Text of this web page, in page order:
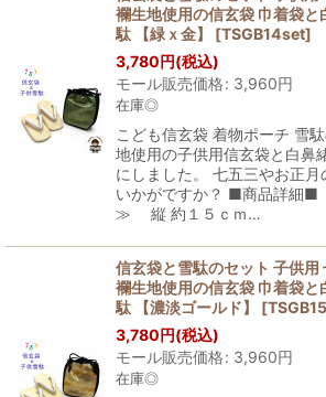
襴生地使用の信玄袋 巾着袋と
駄 【緑ｘ金】
[TSGB14set]
3,780円(税込)
モール販売価格: 3,960円
在庫◎
こども信玄袋 着物ポーチ 雪
地使用の子供用信玄袋と白鼻
にしました。 七五三やお正月
いかがですか？ ■商品詳細■
≫ 縦 約１５ｃｍ…
信玄袋と雪駄のセット 子供用
襴生地使用の信玄袋 巾着袋と
駄 【濃淡ゴールド】
[
3,780円(税込)
モール販売価格: 3,960円
在庫◎